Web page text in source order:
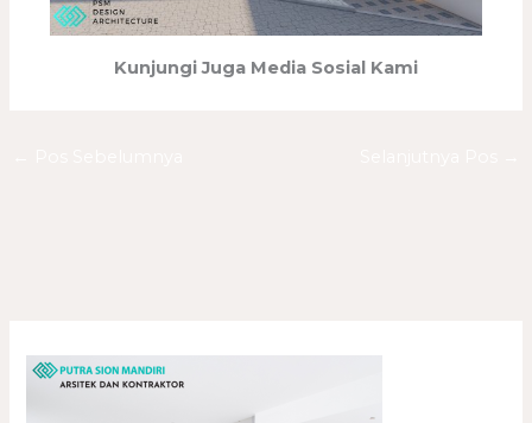
Kunjungi Juga Media Sosial Kami